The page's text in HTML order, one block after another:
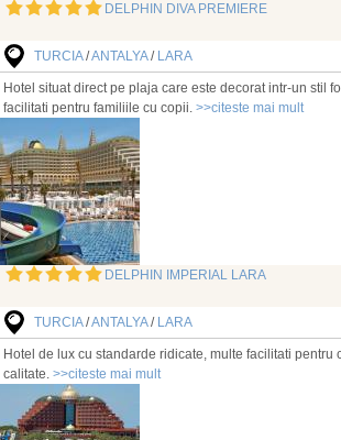
DELPHIN DIVA PREMIERE
TURCIA/ANTALYA/ LARA
Hotel situat direct pe plaja care este decorat intr-un stil
facilitati pentru familiile cu copii. >>citeste mai mult
DELPHIN IMPERIAL LARA
TURCIA/ANTALYA/ LARA
Hotel de lux cu standarde ridicate, multe facilitati pentru
calitate. >>citeste mai mult